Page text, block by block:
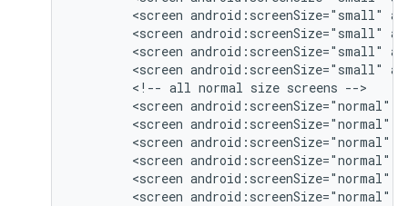
<screen android:screenSize="small"
<screen android:screenSize="small"
<screen android:screenSize="small"
<screen android:screenSize="small"
<!-- all normal size screens
<screen android:screenSize="normal"
<screen android:screenSize="normal"
<screen android:screenSize="normal"
<screen android:screenSize="normal"
<screen android:screenSize="normal"
<screen android:screenSize="normal"